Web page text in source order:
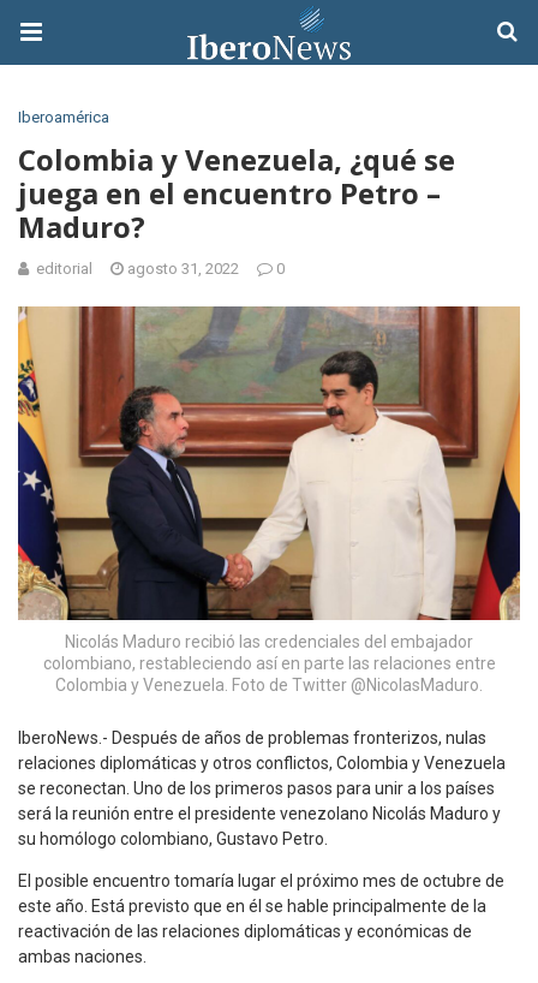
Iberoamérica
Colombia y Venezuela, ¿qué se
juega en el encuentro Petro –
Maduro?
editorial agosto 31, 2022 0
Nicolás Maduro recibió las credenciales del embajador
colombiano, restableciendo así en parte las relaciones entre
Colombia y Venezuela. Foto de Twitter @NicolasMaduro.
IberoNews.- Después de años de problemas fronterizos, nulas
relaciones diplomáticas y otros conflictos, Colombia y Venezuela
se reconectan. Uno de los primeros pasos para unir a los países
será la reunión entre el presidente venezolano Nicolás Maduro y
su homólogo colombiano, Gustavo Petro.
El posible encuentro tomaría lugar el próximo mes de octubre de
este año. Está previsto que en él se hable principalmente de la
reactivación de las relaciones diplomáticas y económicas de
ambas naciones.